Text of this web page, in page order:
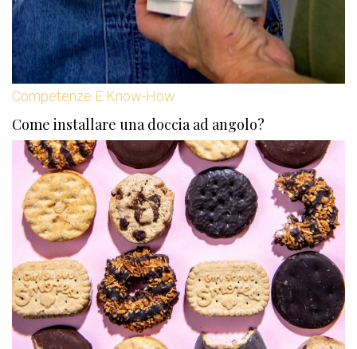
Competenze E Know-How
Come installare una doccia ad angolo?